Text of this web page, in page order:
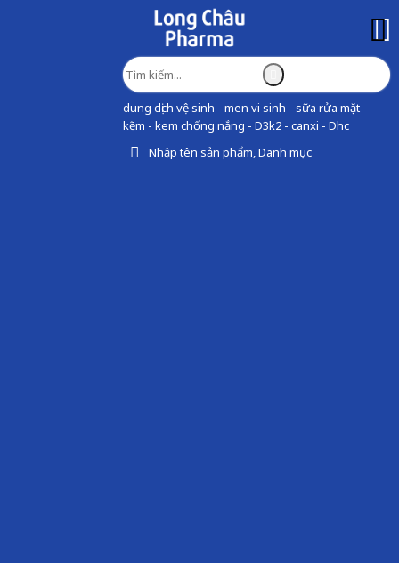
dung dịch vệ sinh - men vi sinh - sữa rửa mặt -
kẽm - kem chống nắng - D3k2 - canxi - Dhc
Nhập tên sản phẩm, Danh mục